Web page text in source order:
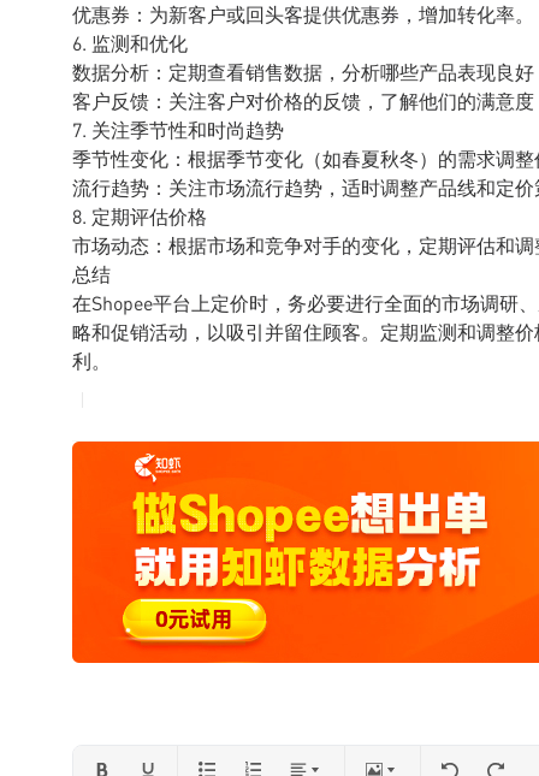
优惠券：为新客户或回头客提供优惠券，增加转化率。
6. 监测和优化
数据分析：定期查看销售数据，分析哪些产品表现良
客户反馈：关注客户对价格的反馈，了解他们的满意
7. 关注季节性和时尚趋势
季节性变化：根据季节变化（如春夏秋冬）的需求调
流行趋势：关注市场流行趋势，适时调整产品线和定
8. 定期评估价格
市场动态：根据市场和竞争对手的变化，定期评估和
总结
在Shopee平台上定价时，务必要进行全面的市场调研
略和促销活动，以吸引并留住顾客。定期监测和调整
利。